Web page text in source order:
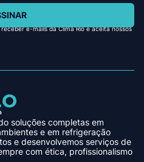
e-mails da Clima Rio e aceita nossos
soluções completas em
e em refrigeração
e desenvolvemos serviços de
com ética, profissionalismo